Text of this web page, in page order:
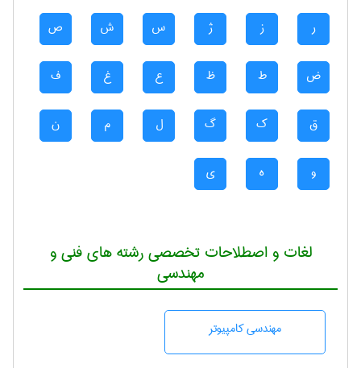
ر ز ژ س ش ص
ض ط ظ ع غ ف
ق ک گ ل م ن
و ه ی
لغات و اصطلاحات تخصصی رشته های فنی و
مهندسی
مهندسی كامپيوتر